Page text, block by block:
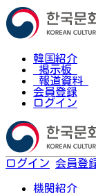
韓国紹介
掲示板
報道資料
会員登録
ログイン
ログイン 会員登
機関紹介